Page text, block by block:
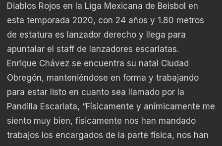
Diablos Rojos en la Liga Mexicana de Beisbol en
esta temporada 2020, con 24 años y 1.80 metros
de estatura es lanzador derecho y llega para
apuntalar el staff de lanzadores escarlatas.
Enrique Chávez se encuentra su natal Ciudad
Obregón, manteniéndose en forma y trabajando
para estar listo en cuanto sea llamado por la
Pandilla Escarlata, “Físicamente y anímicamente me
siento muy bien, físicamente nos han mandado
trabajos los encargados de la parte física, nos han